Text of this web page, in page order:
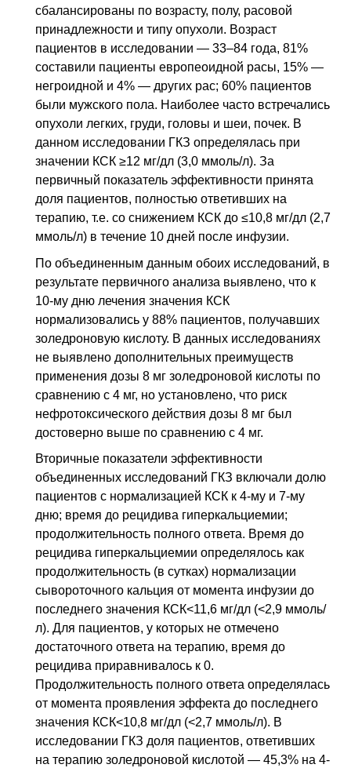
сбалансированы по возрасту, полу, расовой
принадлежности и типу опухоли. Возраст
пациентов в исследовании — 33–84 года, 81%
составили пациенты европеоидной расы, 15% —
негроидной и 4% — других рас; 60% пациентов
были мужского пола. Наиболее часто встречались
опухоли легких, груди, головы и шеи, почек. В
данном исследовании ГКЗ определялась при
значении КСК ≥12 мг/дл (3,0 ммоль/л). За
первичный показатель эффективности принята
доля пациентов, полностью ответивших на
терапию, т.е. со снижением КСК до ≤10,8 мг/дл (2,7
ммоль/л) в течение 10 дней после инфузии.
По объединенным данным обоих исследований, в
результате первичного анализа выявлено, что к
10-му дню лечения значения КСК
нормализовались у 88% пациентов, получавших
золедроновую кислоту. В данных исследованиях
не выявлено дополнительных преимуществ
применения дозы 8 мг золедроновой кислоты по
сравнению с 4 мг, но установлено, что риск
нефротоксического действия дозы 8 мг был
достоверно выше по сравнению с 4 мг.
Вторичные показатели эффективности
объединенных исследований ГКЗ включали долю
пациентов с нормализацией КСК к 4-му и 7-му
дню; время до рецидива гиперкальциемии;
продолжительность полного ответа. Время до
рецидива гиперкальциемии определялось как
продолжительность (в сутках) нормализации
сывороточного кальция от момента инфузии до
последнего значения КСК<11,6 мг/дл (<2,9 ммоль/
л). Для пациентов, у которых не отмечено
достаточного ответа на терапию, время до
рецидива приравнивалось к 0.
Продолжительность полного ответа определялась
от момента проявления эффекта до последнего
значения КСК<10,8 мг/дл (<2,7 ммоль/л). В
исследовании ГКЗ доля пациентов, ответивших
на терапию золедроновой кислотой — 45,3% на 4-